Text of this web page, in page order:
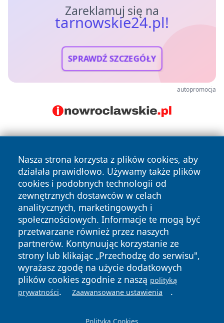
Zareklamuj się na
tarnowskie24.pl!
SPRAWDŹ SZCZEGÓŁY
autopromocja
Nasza strona korzysta z plików cookies, aby
działała prawidłowo. Używamy także plików
cookies i podobnych technologii od
zewnętrznych dostawców w celach
analitycznych, marketingowych i
społecznościowych. Informacje te mogą być
przetwarzane również przez naszych
partnerów. Kontynuując korzystanie ze
strony lub klikając „Przechodzę do serwisu",
wyrażasz zgodę na użycie dodatkowych
plików cookies zgodnie z naszą polityką
prywatności. Zaawansowane ustawienia .
Copyright © 2026 tarnowskie24.pl Wszystkie prawa
zastrzeżone.
News Autorzy
Polityka
Prywatności
Polityka
Cookies